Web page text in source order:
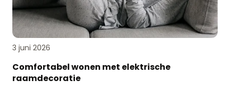
3 juni 2026
Comfortabel wonen met elektrische
raamdecoratie